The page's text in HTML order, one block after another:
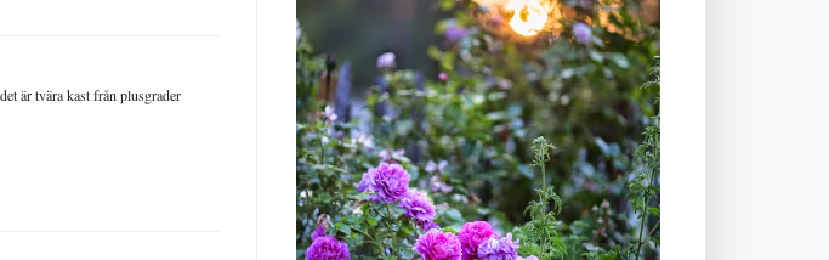
är tvära kast från plusgrader